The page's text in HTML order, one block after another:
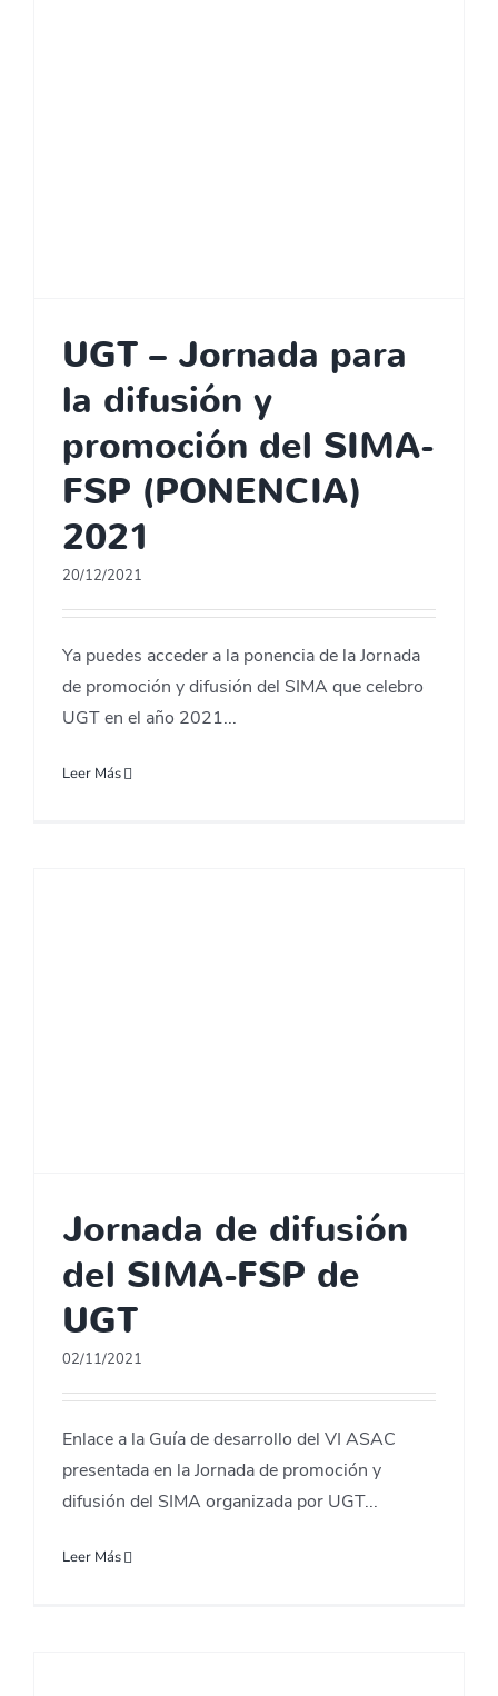
UGT – Jornada para
la difusión y
promoción del SIMA-
FSP (PONENCIA)
2021
20/12/2021
Ya puedes acceder a la ponencia de la Jornada
de promoción y difusión del SIMA que celebro
UGT en el año 2021...
Leer Más
Jornada de difusión
del SIMA-FSP de
UGT
02/11/2021
Enlace a la Guía de desarrollo del VI ASAC
presentada en la Jornada de promoción y
difusión del SIMA organizada por UGT...
Leer Más